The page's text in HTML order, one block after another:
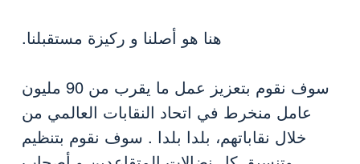
هنا هو أصلنا و ركيزة مستقبلنا.
سوف نقوم بتعزيز عمل ما يقرب من 90 مليون
عامل منخرط في اتحاد النقابات العالمي من
خلال نقاباتهم، بلدا بلدا . سوف نقوم بتنظيم